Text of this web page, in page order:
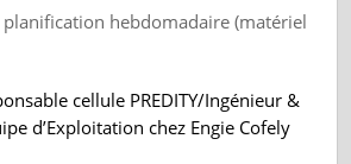
planification hebdomadaire (matériel
cellule PREDITY/Ingénieur &
d’Exploitation chez Engie Cofely